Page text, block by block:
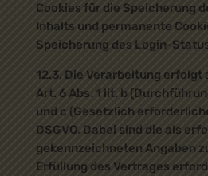
Cookies für die Speicherung
Inhalts und permanente
Speicherung des Login-
12.3. Die Verarbeitung erfolgt
Art. 6 Abs. 1 lit. b
und c (Gesetzlich
DSGVO. Dabei sind die als
gekennzeichneten Angaben
Erfüllung des Vertrages